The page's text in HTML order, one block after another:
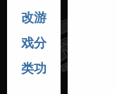
改游
戏分
类功